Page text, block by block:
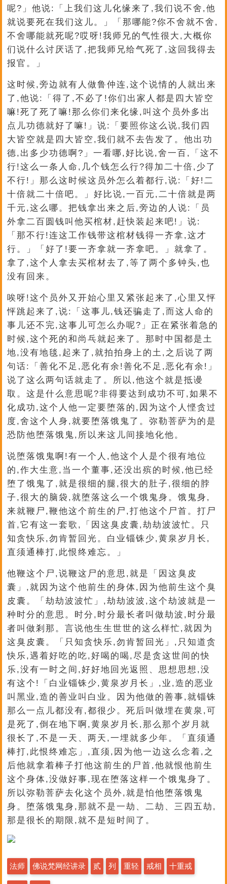
呢?」他说:「上我们这儿化缘来了,我们说不舍,他
就说要死在我们这儿。」「那哪能?你不舍就不舍,
不舍哪能就死呢?哎呀!我师兄的气性很大,大概你
们说什么讨厌话了,把我师兄给气死了,这回我得去
报官。」
这时候,旁边就有人做鲁仲连,这个说情的人就出来
了,他说:「得了,不必了!你们出家人都是四大皆空
嘛!死了死了嘛!那么你们来化缘,叫这个员外多出
点儿功德就好了嘛!」说:「要照你这么说,我们四
大皆空就是四大皆空,我们就不去告发了。他出功
德,出多少功德啊?」一看哪,好比说,舍一百,「这不
行!这么一条人命,几个钱怎么行?得加二十倍,少了
不行!」那么这时候这员外怎么着都行,说:「好!二
十倍就二十倍吧。」好比说,一百元,二十倍就是两
千元,这么哪。把钱拿出来之后,旁边的人说:「员
外拿二百圆钱叫他买棺材,赶快装起来吧!」说:
「那不行!连这工作钱带这棺材钱得一齐拿,这才
行。」「好了!要一齐拿就一齐拿吧。」就拿了。
拿了,这个人拿去买棺材去了,等了两个多钟头,也
没有回来。
唉呀!这个员外又开始心里又紧张起来了,心里又怦
怦跳起来了,说:「这事儿,钱还骗走了,而这人命的
事儿还不完,这事儿可怎么办呢?」正在紧张着急的
时候,这个死的和尚乓就起来了。那时中国都是土
地,没有地毯,起来了,就拍拍身上的土,之后说了两
句话:「善化不足,恶化有余!善化不足,恶化有余!」
说了这么两句话就走了。所以,他这个就是抵谩
取。这是什么意思呢?非得要达到成功不可,如果不
化成功,这个人他一定要堕落的,因为这个人悭贪过
度,舍这个人身,就要堕落饿鬼了。弥勒菩萨为的是
恐防他堕落饿鬼,所以来这儿间接地化他。
说堕落饿鬼啊!有一个人,他这个人是个很有地位
的,作大生意,当一个董事,还没出殡的时候,他已经
堕了饿鬼了,就是很细的腿,很大的肚子,很细的脖
子,很大的脑袋,就堕落这么一个饿鬼身。饿鬼身,
来就鞭尸,鞭他这个前生的尸,打他这个尸首。打尸
首,它有这一套歌,「因这臭皮囊,劫劫波波忙。只
知贪快乐,勿肯暂回光。白业锱铢少,黄泉岁月长,
直须通棒打,此恨终难忘。」
他鞭这个尸,说鞭这尸的意思,就是「因这臭皮
囊」,就因为这个他前生的身体,因为他前生这个臭
皮囊。「劫劫波波忙」,劫劫波波,这个劫波就是一
种时分的意思。时分,时分最长者叫做劫波,时分最
者叫做剎那。言说他生生世世的这么样忙,就因为
这臭皮囊。「只知贪快乐,勿肯暂回光」,只知道贪
快乐,遇着好吃的吃,好喝的喝,尽是贪这世间的快
乐,没有一时之间,好好地回光返照、思想思想,没
有这个!「白业锱铢少,黄泉岁月长」,业,造的恶业
叫黑业,造的善业叫白业。因为他做的善事,就锱铢
那么一点儿都没有,都很少。死后叫做埋在黄泉,可
是死了,倒在地下啊,黄泉岁月长,那么那个岁月就
很长了,不是一天、两天,一埋就多少年。「直须通
棒打,此恨终难忘」,直须,因为他一边这么念着,之
后他就拿着棒子打他这前生的尸首,他就恨他前生
这个身体,没做好事,现在堕落这样一个饿鬼身了。
所以弥勒菩萨去化这个员外,就是怕他堕落饿鬼
身。堕落饿鬼身,那就不是一劫、二劫、三四五劫,
那是很长的期限,就不是短时间了。
法师 佛说梵网经讲录 贰 列 重轻 戒相 十重戒